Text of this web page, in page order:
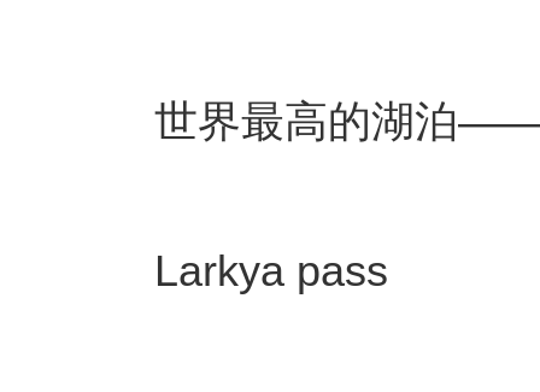
世界最高的湖泊
Larkya pass